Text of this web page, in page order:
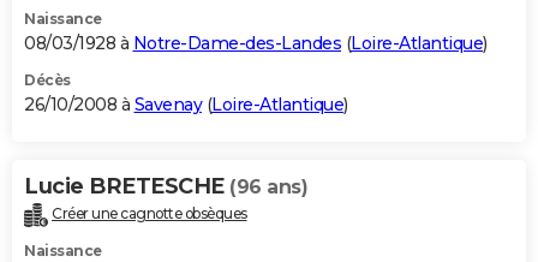
Naissance
08/03/1928 à Notre-Dame-des-Landes (Loire-Atlantique)
Décès
26/10/2008 à Savenay(Loire-Atlantique)
Lucie BRETESCHE (96 ans)
Créer une cagnotte obsèques
Naissance